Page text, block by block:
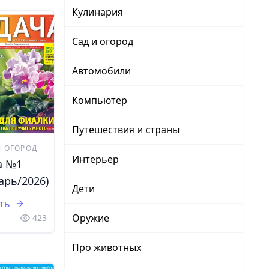
ОГОРОД
№1
2026)
423
Кулинария
Сад и огород
Автомобили
Компьютер
Путешествия и страны
Интерьер
Дети
Оружие
Про животных